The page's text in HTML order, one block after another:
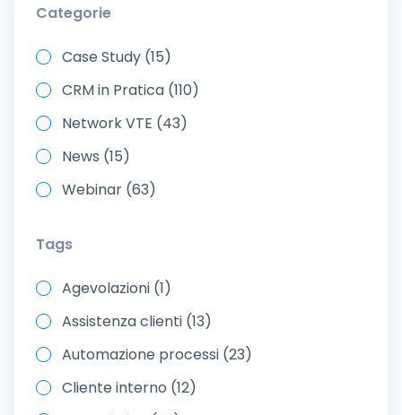
Categorie
Case Study (15)
CRM in Pratica (110)
Network VTE (43)
News (15)
Webinar (63)
Tags
Agevolazioni (1)
Assistenza clienti (13)
Automazione processi (23)
Cliente interno (12)